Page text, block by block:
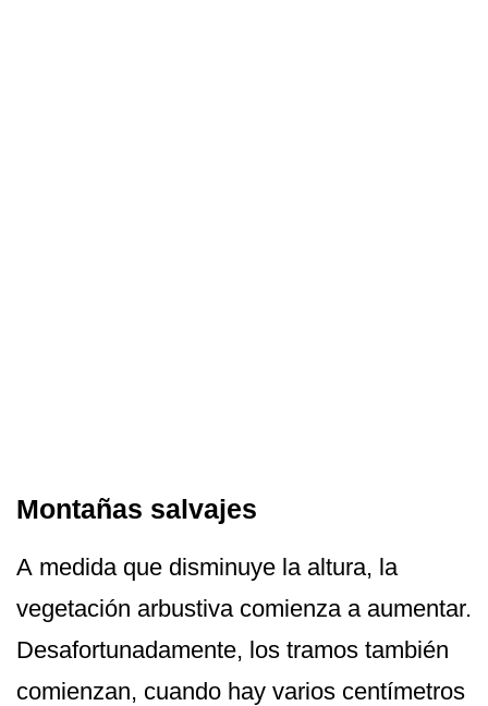
Montañas salvajes
A medida que disminuye la altura, la
vegetación arbustiva comienza a aumentar.
Desafortunadamente, los tramos también
comienzan, cuando hay varios centímetros